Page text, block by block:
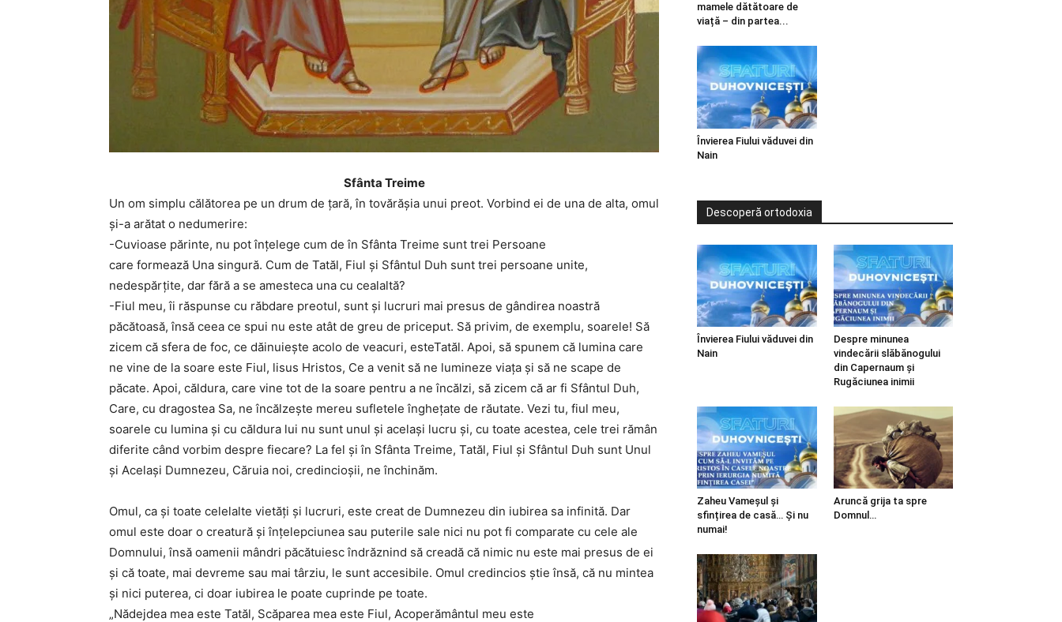
Sfânta Treime
Un om simplu călătorea pe un drum de ţară, în tovărăşia unui preot. Vorbind ei de una de alta, omul
şi-a arătat o nedumerire:
-Cuvioase părinte, nu pot înţelege cum de în Sfânta Treime sunt trei Persoane
care formează Una singură. Cum de Tatăl, Fiul şi Sfântul Duh sunt trei persoane unite,
nedespărţite, dar fără a se amesteca una cu cealaltă?
-Fiul meu, îi răspunse cu răbdare preotul, sunt şi lucruri mai presus de gândirea noastră
păcătoasă, însă ceea ce spui nu este atât de greu de priceput. Să privim, de exemplu, soarele! Să
zicem că sfera de foc, ce dăinuieşte acolo de veacuri, esteTatăl. Apoi, să spunem că lumina care
ne vine de la soare este Fiul, lisus Hristos, Ce a venit să ne lumineze viaţa şi să ne scape de
păcate. Apoi, căldura, care vine tot de la soare pentru a ne încălzi, să zicem că ar fi Sfântul Duh,
Care, cu dragostea Sa, ne încălzeşte mereu sufletele îngheţate de răutate. Vezi tu, fiul meu,
soarele cu lumina şi cu căldura lui nu sunt unul şi acelaşi lucru şi, cu toate acestea, cele trei rămân
diferite când vorbim despre fiecare? La fel şi în Sfânta Treime, Tatăl, Fiul şi Sfântul Duh sunt Unul
şi Acelaşi Dumnezeu, Căruia noi, credincioşii, ne închinăm.
Omul, ca şi toate celelalte vietăţi şi lucruri, este creat de Dumnezeu din iubirea sa infinită. Dar
omul este doar o creatură şi înţelepciunea sau puterile sale nici nu pot fi comparate cu cele ale
Domnului, însă oamenii mândri păcătuiesc îndrăznind să creadă că nimic nu este mai presus de ei
şi că toate, mai devreme sau mai târziu, le sunt accesibile. Omul credincios ştie însă, că nu mintea
şi nici puterea, ci doar iubirea le poate cuprinde pe toate.
„Nădejdea mea este Tatăl, Scăparea mea este Fiul, Acoperământul meu este
mamele dătătoare de
viață – din partea...
Învierea Fiului văduvei din
Nain
Descoperă ortodoxia
Învierea Fiului văduvei din
Nain
Despre minunea
vindecării slăbănogului
din Capernaum și
Rugăciunea inimii
Zaheu Vameșul și
sfințirea de casă… Și nu
numai!
Aruncă grija ta spre
Domnul…